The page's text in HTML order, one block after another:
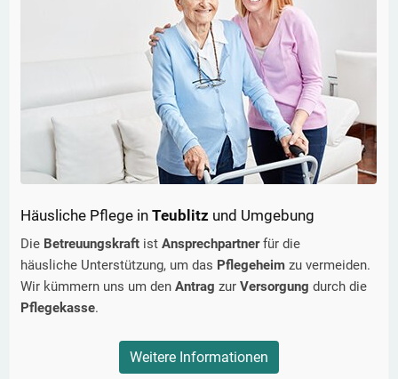
Häusliche Pflege in Teublitz und Umgebung
Die Betreuungskraft ist Ansprechpartnerfür die
häusliche Unterstützung, um das Pflegeheim zu vermeiden.
Wir kümmern uns um den Antrag zur Versorgung durch die
Pflegekasse.
Weitere Informationen